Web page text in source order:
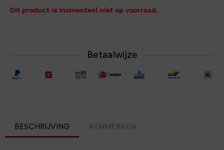
Dit product is momenteel niet op voorraad.
Betaalwijze
BESCHRIJVING KENMERKEN